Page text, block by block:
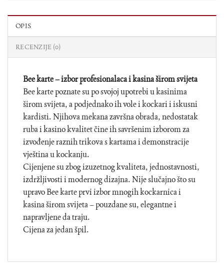
OPIS
RECENZIJE (0)
Bee karte – izbor profesionalaca i kasina širom svijeta
Bee karte poznate su po svojoj upotrebi u kasinima
širom svijeta, a podjednako ih vole i kockari i iskusni
kardisti. Njihova mekana završna obrada, nedostatak
ruba i kasino kvalitet čine ih savršenim izborom za
izvođenje raznih trikova s kartama i demonstracije
vještina u kockanju.
Cijenjene su zbog izuzetnog kvaliteta, jednostavnosti,
izdržljivosti i modernog dizajna. Nije slučajno što su
upravo Bee karte prvi izbor mnogih kockarnica i
kasina širom svijeta – pouzdane su, elegantne i
napravljene da traju.
Cijena za jedan špil.